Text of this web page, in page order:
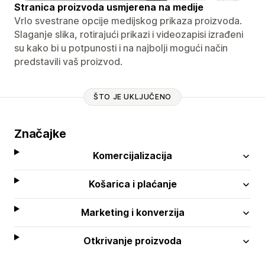
Stranica proizvoda usmjerena na medije
Vrlo svestrane opcije medijskog prikaza proizvoda.
Slaganje slika, rotirajući prikazi i videozapisi izrađeni
su kako bi u potpunosti i na najbolji mogući način
predstavili vaš proizvod.
ŠTO JE UKLJUČENO
Značajke
Komercijalizacija
Košarica i plaćanje
Marketing i konverzija
Otkrivanje proizvoda